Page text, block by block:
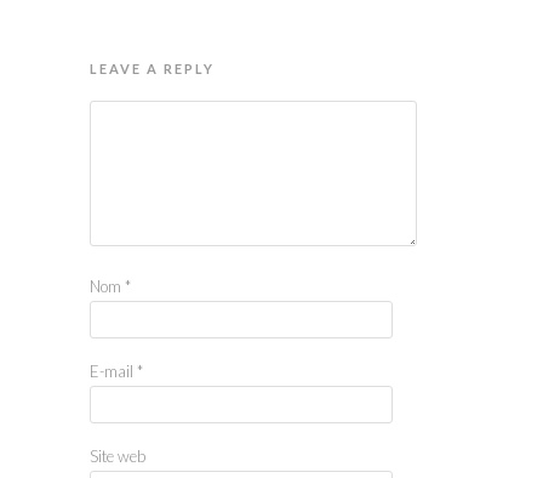
LEAVE A REPLY
Nom *
E-mail *
Site web